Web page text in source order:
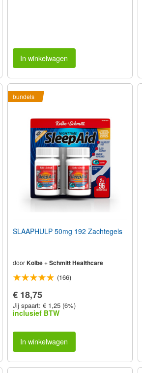
In winkelwagen
bundels
SLAAPHULP 50mg 192 Zachtegels
doorKolbe + Schmitt Healthcare
(166)
€ 18,75
Jij spaart: € 1,25 (6%)
inclusief BTW
In winkelwagen